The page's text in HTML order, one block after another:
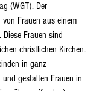
(WGT). Der
Frauen aus einem
Frauen sind
christlichen Kirchen.
in ganz
gestalten Frauen in